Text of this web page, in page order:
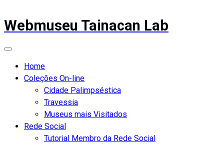
Webmuseu Tainacan Lab
Home
Coleções On-line
Cidade Palimpséstica
Travessia
Museus mais Visitados
Rede Social
Tutorial Membro da Rede Social